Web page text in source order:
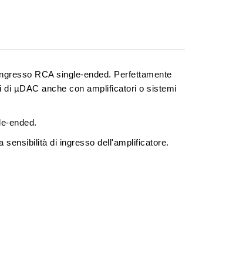
RCA single-ended. Perfettamente
µDAC anche con amplificatori o sistemi
ended.
sensibilità di ingresso dell'amplificatore.